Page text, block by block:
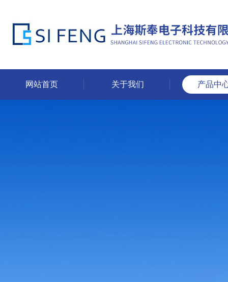
网站首页 关于我们 产品中